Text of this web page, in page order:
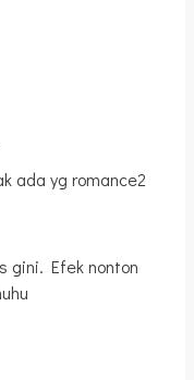
ada yg romance2
gini. Efek nonton